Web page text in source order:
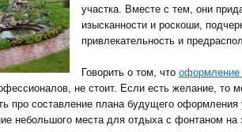
участка. Вместе с тем, они
изысканности и роскоши,
привлекательность и
Говорить о том, что оформление
не стоит. Если есть желание, то
про составление плана будущего оформления
небольшого места для отдыха с фонтаном на